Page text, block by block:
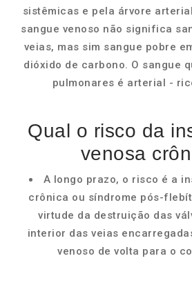
sistêmicas e pela árvore
sangue venoso não significa
veias, mas sim sangue pobre
dióxido de carbono. O sangue
pulmonares é arterial -
Qual o risco da
venosa
A longo prazo, o risco é a
crônica ou síndrome pós-
virtude da destruição das
interior das veias
venoso de volta para o